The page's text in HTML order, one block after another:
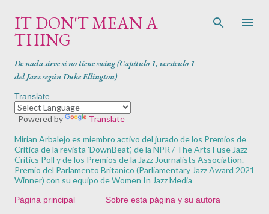
Ir al contenido principal
IT DON'T MEAN A
THING
De nada sirve si no tiene swing (Capítulo 1, versículo 1
del Jazz según Duke Ellington)
Translate
Powered by
Translate
Mirian Arbalejo es miembro activo del jurado de los Premios de
Crítica de la revista 'DownBeat', de la NPR / The Arts Fuse Jazz
Critics Poll y de los Premios de la Jazz Journalists Association.
Premio del Parlamento Britanico (Parliamentary Jazz Award 2021
Winner) con su equipo de Women In Jazz Media
Página principal Sobre esta página y su autora